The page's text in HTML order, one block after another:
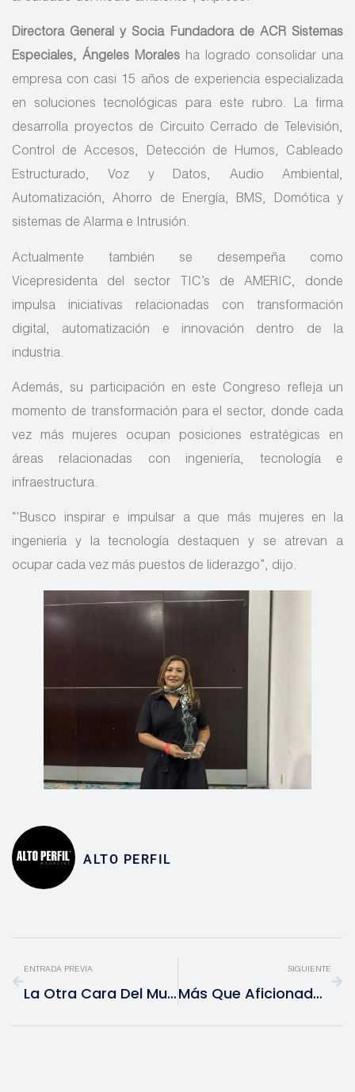
Directora General y Socia Fundadora de ACR Sistemas
Especiales, Ángeles Morales ha logrado consolidar una
empresa con casi 15 años de experiencia especializada
en soluciones tecnológicas para este rubro. La firma
desarrolla proyectos de Circuito Cerrado de Televisión,
Control de Accesos, Detección de Humos, Cableado
Estructurado, Voz y Datos, Audio Ambiental,
Automatización, Ahorro de Energía, BMS, Domótica y
sistemas de Alarma e Intrusión.
Actualmente también se desempeña como
Vicepresidenta del sector TIC’s de AMERIC, donde
impulsa iniciativas relacionadas con transformación
digital, automatización e innovación dentro de la
industria.
Además, su participación en este Congreso refleja un
momento de transformación para el sector, donde cada
vez más mujeres ocupan posiciones estratégicas en
áreas relacionadas con ingeniería, tecnología e
infraestructura.
“‘Busco inspirar e impulsar a que más mujeres en la
ingeniería y la tecnología destaquen y se atrevan a
ocupar cada vez más puestos de liderazgo”, dijo.
ALTO PERFIL
ENTRADA PREVIA
La Otra Cara Del Mundial 2026: Seguridad, Boletos Caros Y El Negocio Detrás De La Copa
SIGUIENTE
Más Que Aficionadas: El Papel De Las Mujeres En La Economía Del Mundial 2026